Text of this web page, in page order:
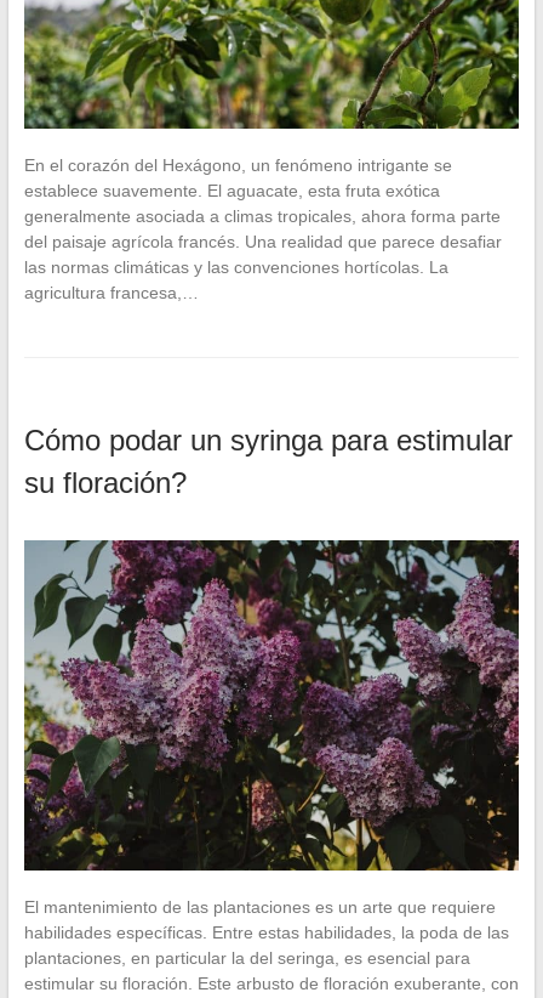
En el corazón del Hexágono, un fenómeno intrigante se
establece suavemente. El aguacate, esta fruta exótica
generalmente asociada a climas tropicales, ahora forma parte
del paisaje agrícola francés. Una realidad que parece desafiar
las normas climáticas y las convenciones hortícolas. La
agricultura francesa,…
Cómo podar un syringa para estimular
su floración?
El mantenimiento de las plantaciones es un arte que requiere
habilidades específicas. Entre estas habilidades, la poda de las
plantaciones, en particular la del seringa, es esencial para
estimular su floración. Este arbusto de floración exuberante, con